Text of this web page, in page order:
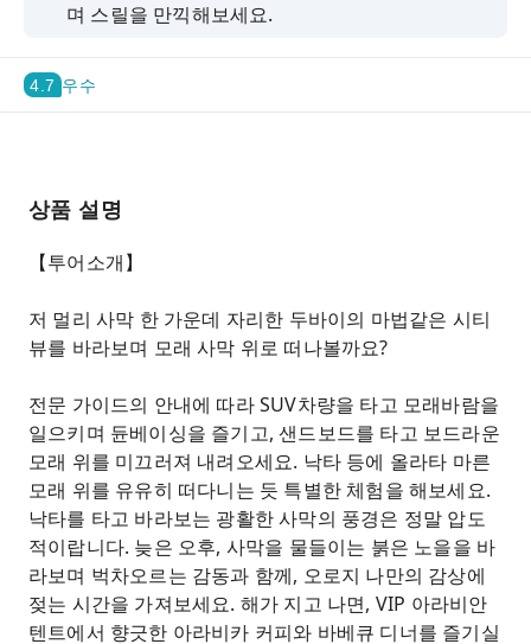
며 스릴을 만끽해보세요.
낙타를 타고 인증샷을 남기고, 사막의 풍경을 한 눈
에 담아보세요.
어디에서도 보지 못한 사막의 석양을 감상하며 디
연을 감상해보세요.
편리한 픽업/샌딩 서비스를 제공해드립니다.
4.7 우수
상품 설명
【투어소개】
저 멀리 사막 한 가운데 자리한 두바이의 마법같은 시티
뷰를 바라보며 모래 사막 위로 떠나볼까요?
전문 가이드의 안내에 따라 SUV차량을 타고 모래바람을
일으키며 듄베이싱을 즐기고, 샌드보드를 타고 보드라운
모래 위를 미끄러져 내려오세요. 낙타 등에 올라타 마른
모래 위를 유유히 떠다니는 듯 특별한 체험을 해보세요.
낙타를 타고 바라보는 광활한 사막의 풍경은 정말 압도
적이랍니다. 늦은 오후, 사막을 물들이는 붉은 노을을 바
라보며 벅차오르는 감동과 함께, 오로지 나만의 감상에
젖는 시간을 가져보세요. 해가 지고 나면, VIP 아라비안
텐트에서 향긋한 아라비카 커피와 바베큐 디너를 즐기실